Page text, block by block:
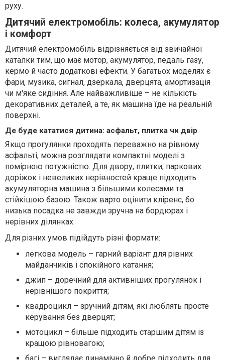
руху.
Дитячий електромобіль: колеса, акумулятор
і комфорт
Дитячий електромобіль відрізняється від звичайної
каталки тим, що має мотор, акумулятор, педаль газу,
кермо й часто додаткові ефекти. У багатьох моделях є
фари, музика, сигнал, дзеркала, дверцята, амортизація
чи м'яке сидіння. Але найважливіше – не кількість
декоративних деталей, а те, як машина їде на реальній
поверхні.
Де буде кататися дитина: асфальт, плитка чи двір
Якщо прогулянки проходять переважно на рівному
асфальті, можна розглядати компактні моделі з
помірною потужністю. Для двору, плитки, паркових
доріжок і невеликих нерівностей краще підходить
акумуляторна машина з більшими колесами та
стійкішою базою. Також варто оцінити кліренс, бо
низька посадка не завжди зручна на бордюрах і
нерівних ділянках.
Для різних умов підійдуть різні формати:
легкова модель – гарний варіант для рівних
майданчиків і спокійного катання;
джип – доречний для активніших прогулянок і
нерівнішого покриття;
квадроцикл – зручний дітям, які люблять просте
керування без дверцят;
мотоцикл – більше підходить старшим дітям із
кращою рівновагою;